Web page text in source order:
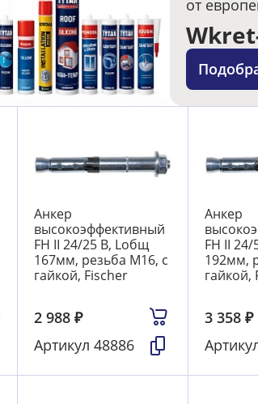
от
Анкер
высокоэффективный
FH II 24/25 В, Lобщ
167мм, резьба М16, с
гайкой, Fischer
2 988 ₽
Артикул 48886
Анкер
FH II
192мм,
гайкой,
3 358 ₽